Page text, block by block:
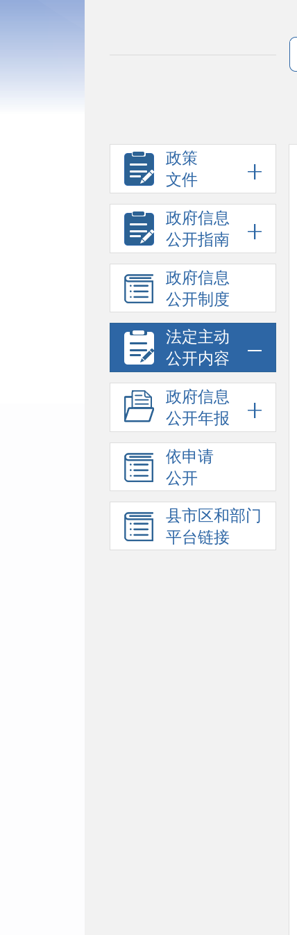
政策
文件
政府信息
公开指南
政府信息
公开制度
法定主动
公开内容
政府信息
公开年报
依申请
公开
县市区和部门
平台链接